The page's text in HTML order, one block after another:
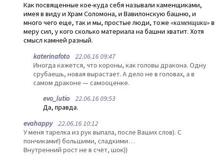
Как посвященные кое-куда себя называли каменщиками,
имея в виду и Храм Соломона, и Вавилонскую башню, и
много чего еще, так и мы, простые люди, тоже «каменщики»в
меру сил, у кого сколько материала на башни хватит. Хотя
смысл камней разный.
katerinafoto22.06.16 09:47
Иногда кажется, что короны, как головы дракона. Одну
срубаешь, новая вырастает. А дело не в головах, а в
самом драконе — самооценке.
evo_lutio22.06.16 09:53
Да, правда.
evahappy22.06.16 10:12
У меня тарелка из рук выпала, после Ваших слов). С
пончиками!) большими, сладкими…
Внутренний рост не в счёт, шок))